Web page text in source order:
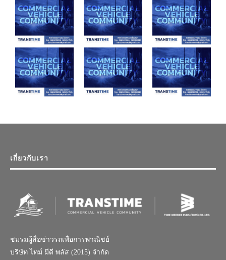
เกี่ยวกับเรา
ชมรมผู้สื่อข่าวรถเพื่อการพาณิชย์
บริษัท ไทม์ มีดี พลัส (2015) จำกัด